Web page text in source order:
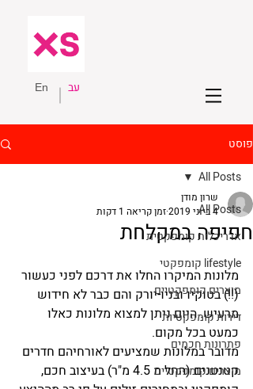
En עב
פוסט
All Posts
אדריכלות קומפקטית
lifestyle קומפקטי
מוצרים קומפקטיים
דירות קומפקטיות
פתרונות חכמים
מוצרים קומפקטיים
All Posts
חפיפה במקלחת
שרון מודן
4 ביוני 2019
זמן קריאה 1 דקות
מלונות המיקרו החלו את דרכם לפני כעשור
(!!) בטוקיו ובניו-יורק והם כבר לא חידוש
מרעיש. היום ניתן למצוא מלונות כאלו
כמעט בכל מקום.
מדובר במלונות שמציעים לאורחיהם חדרים
קטנטנים (החל מ 4.5 מ"ר) בעיצוב חכם,